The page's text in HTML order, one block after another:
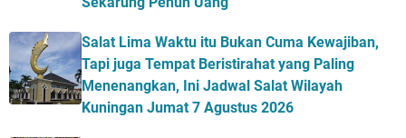
Salat Lima Waktu itu Bukan Cuma Kewajiban,
Tapi juga Tempat Beristirahat yang Paling
Menenangkan, Ini Jadwal Salat Wilayah
Kuningan Jumat 7 Agustus 2026